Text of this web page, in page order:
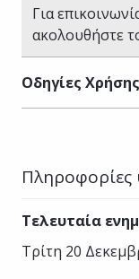
Για
ακολουθήστε
Οδηγίες Χρήσης
Πληροφορίες
Τελευταία
Τρίτη 20